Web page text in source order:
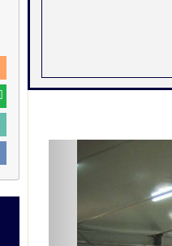
معروض